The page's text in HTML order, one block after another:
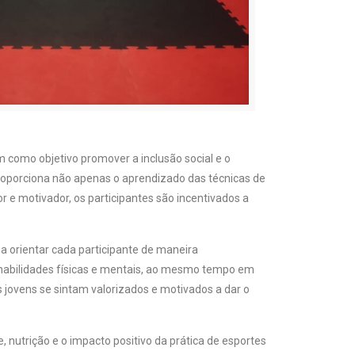
como objetivo promover a inclusão social e o
não apenas o aprendizado das técnicas de
e motivador, os participantes são incentivados a
orientar cada participante de maneira
físicas e mentais, ao mesmo tempo em
se sintam valorizados e motivados a dar o
nutrição e o impacto positivo da prática de esportes